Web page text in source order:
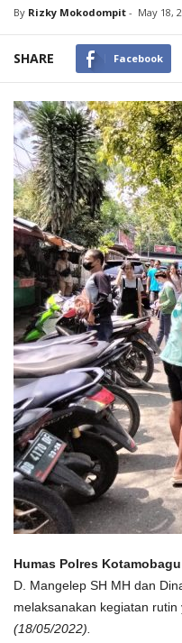
By Rizky Mokodompit- May 18,
SHARE Facebook
Humas Polres Kotamobagu
D. Mangelep SH MH dan
melaksanakan kegiatan
(18/05/2022).